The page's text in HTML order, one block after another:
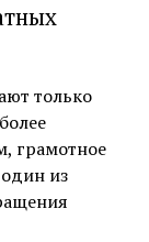
только
грамотное
из